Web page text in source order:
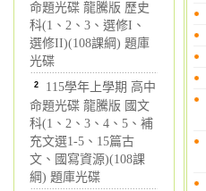
命題光碟 龍騰版 歷史
科(1、2、3、選修I、
選修II)(108課綱) 題庫
光碟
2 115學年上學期 高中
命題光碟 龍騰版 國文
科(1、2、3、4、5、補
充文選1-5、15篇古
文、國寫資源)(108課
綱) 題庫光碟